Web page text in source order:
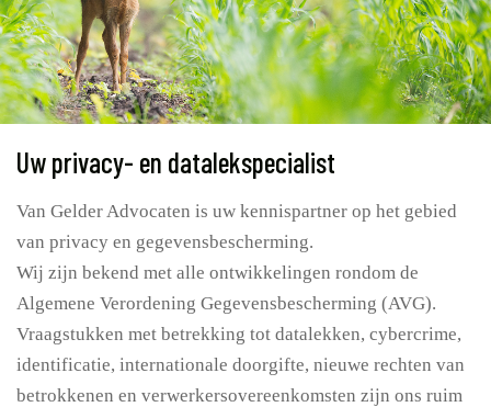
Uw privacy- en datalekspecialist
Van Gelder Advocaten is uw kennispartner op het gebied
van privacy en gegevensbescherming.
Wij zijn bekend met alle ontwikkelingen rondom de
Algemene Verordening Gegevensbescherming (AVG).
Vraagstukken met betrekking tot datalekken, cybercrime,
identificatie, internationale doorgifte, nieuwe rechten van
betrokkenen en verwerkersovereenkomsten zijn ons ruim